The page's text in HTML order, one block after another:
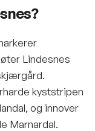
Lindesnes
kyststripen
og innover
Marnardal.